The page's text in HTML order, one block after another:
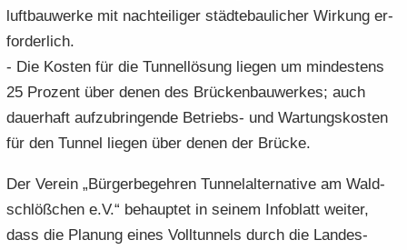
luft­bau­wer­ke mit nach­tei­li­ger städ­te­bau­li­cher Wir­kung er­
for­der­lich.
- Die Kos­ten für die Tun­nel­lö­sung lie­gen um min­des­tens
25 Pro­zent über denen des Brü­cken­bau­wer­kes; auch
dau­er­haft auf­zu­brin­gen­de Betriebs-​ und War­tungs­kos­ten
für den Tun­nel lie­gen über denen der Brü­cke.
Der Ver­ein „Bür­ger­be­geh­ren Tun­nel­al­ter­na­ti­ve am Wald­
schlöß­chen e.V.“ be­haup­tet in sei­nem In­fo­blatt wei­ter,
dass die Pla­nung eines Voll­tun­nels durch die Lan­des­